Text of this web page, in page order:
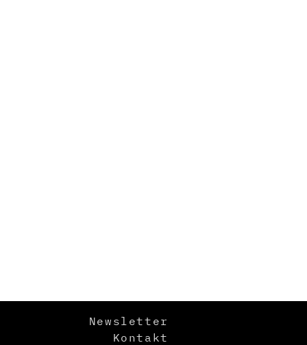
Newsletter
Kontakt